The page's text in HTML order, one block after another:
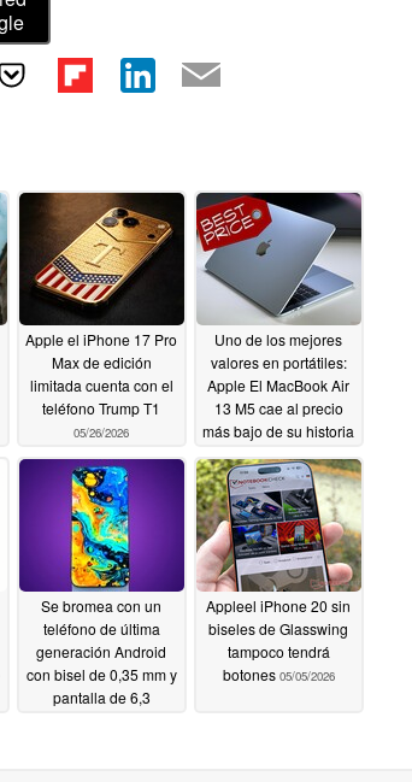
Apple el iPhone 17 Pro
Max de edición
limitada cuenta con el
teléfono Trump T1
05/26/2026
Uno de los mejores
valores en portátiles:
Apple El MacBook Air
13 M5 cae al precio
más bajo de su historia
1805/25/2026
Se bromea con un
teléfono de última
generación Android
con bisel de 0,35 mm y
pantalla de 6,3
Appleel iPhone 20 sin
biseles de Glasswing
tampoco tendrá
botones 05/05/2026